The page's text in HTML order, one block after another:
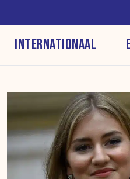
INTERNATIONAAL